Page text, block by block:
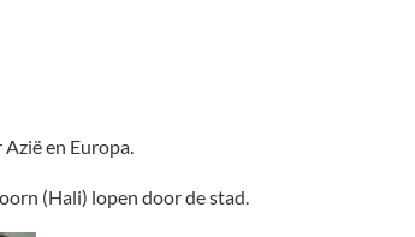
en Europa.
(Hali) lopen door de stad.